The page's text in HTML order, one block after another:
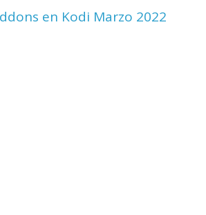
en Kodi Marzo 2022